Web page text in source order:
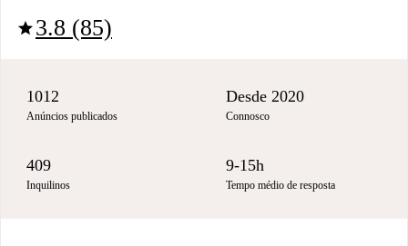
star3.8 (85)
1012
Anúncios publicados
Desde 2020
Connosco
409
Inquilinos
9-15h
Tempo médio de resposta